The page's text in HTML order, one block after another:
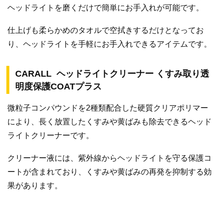
ヘッドライトを磨くだけで簡単にお手入れが可能です。
仕上げも柔らかめのタオルで空拭きするだけとなってお
り、ヘッドライトを手軽にお手入れできるアイテムです。
CARALL ヘッドライトクリーナー くすみ取り透
明度保護COATプラス
微粒子コンパウンドを2種類配合した硬質クリアポリマー
により、長く放置したくすみや黄ばみも除去できるヘッド
ライトクリーナーです。
クリーナー液には、紫外線からヘッドライトを守る保護コ
ートが含まれており、くすみや黄ばみの再発を抑制する効
果があります。